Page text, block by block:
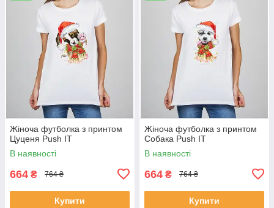
Жіноча футболка з принтом
Цуценя Push IT
В наявності
664 ₴ 764 ₴
Купити
Жіноча футболка з принтом
Собака Push IT
В наявності
664 ₴ 764 ₴
Купити